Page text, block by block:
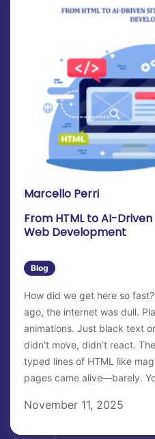
Marcello Perri
From HTML to AI-
Web Development
Blog
How did we get here so
ago, the internet was dull.
animations. Just black text
didn’t move, didn’t react.
typed lines of HTML like
pages came alive—barely.
November 11, 2025